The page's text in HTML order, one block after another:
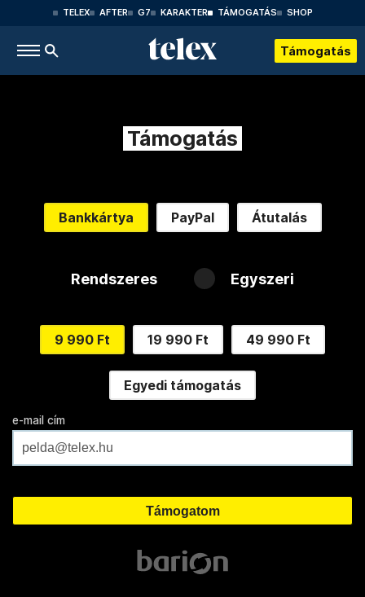
TELEX AFTER G7 KARAKTER TÁMOGATÁS SHOP
Támogatás
Támogatás
Bankkártya PayPal Átutalás
Rendszeres Egyszeri
9 990 Ft 19 990 Ft 49 990 Ft
Egyedi támogatás
e-mail cím